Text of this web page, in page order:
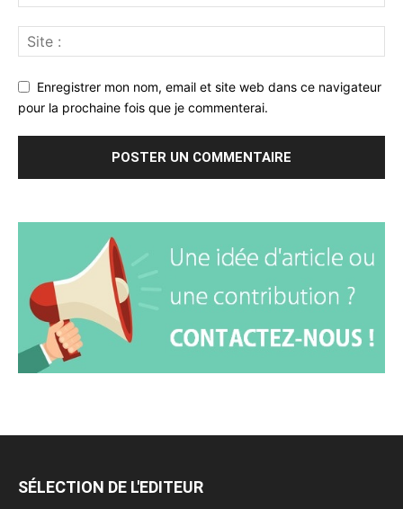
Enregistrer mon nom, email et site web dans ce navigateur
pour la prochaine fois que je commenterai.
SÉLECTION DE L'EDITEUR